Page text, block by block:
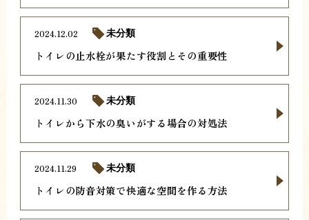
トイレの止水栓が果たす役割とその重要性
2024.12.02 未分類
トイレから下水の臭いがする場合の対処法
2024.11.30 未分類
トイレの防音対策で快適な空間を作る方法
2024.11.29 未分類